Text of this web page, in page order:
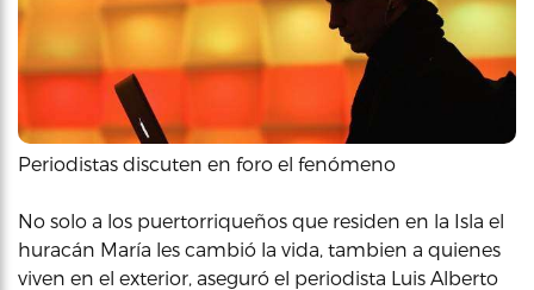
Periodistas discuten en foro el fenómeno
No solo a los puertorriqueños que residen en la Isla el
huracán María les cambió la vida, tambien a quienes
viven en el exterior, aseguró el periodista Luis Alberto